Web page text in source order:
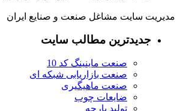
مدیریت سایت مشاغل صنعت و صنایع ایران
جدیدترین مطالب سایت
صنعت ماینینگ کد 10
صنعت بازاریابی شبکه ای
صنعت ماهیگیری
ضایعات چوب
تولید پارچه